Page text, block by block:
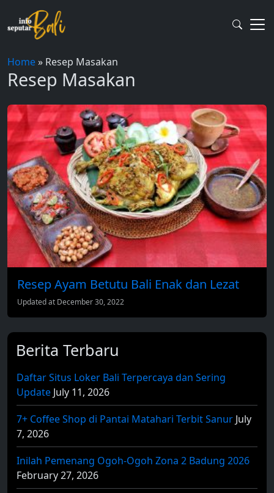
content
Home» Resep Masakan
Resep Masakan
Resep Ayam Betutu Bali Enak dan Lezat
Updated at December 30, 2022
Berita Terbaru
Daftar Situs Loker Bali Terpercaya dan Sering
Update July 11, 2026
7+ Coffee Shop di Pantai Matahari Terbit Sanur July
7, 2026
Inilah Pemenang Ogoh-Ogoh Zona 2 Badung 2026
February 27, 2026